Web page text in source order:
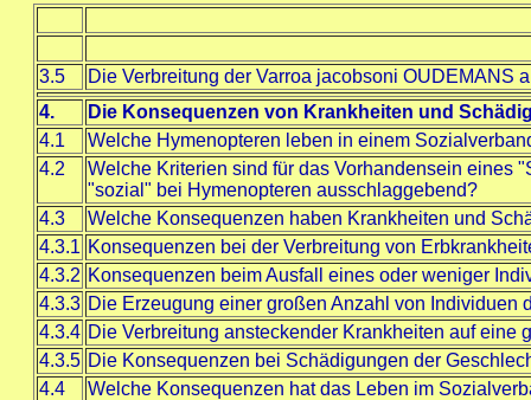
3.5
Die Verbreitung der Varroa jacobsoni OUDEMANS
4.
Die Konsequenzen von Krankheiten und
4.1
Welche Hymenopteren leben in einem
4.2
Welche Kriterien sind für das Vorhandensein eines
"sozial" bei Hymenopteren ausschlaggebend?
4.3
Welche Konsequenzen haben Krankheiten und
4.3.1 Konsequenzen bei der Verbreitung von
4.3.2 Konsequenzen beim Ausfall eines oder weniger
4.3.3 Die Erzeugung einer großen Anzahl von Individuen
4.3.4 Die Verbreitung ansteckender Krankheiten auf eine
4.3.5 Die Konsequenzen bei Schädigungen der
4.4
Welche Konsequenzen hat das Leben im